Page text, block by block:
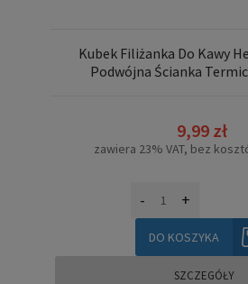
Kubek Filiżanka Do Kawy
Podwójna Ścianka
9,99 zł
zawiera 23% VAT, bez
- +
DO KOSZYKA
SZCZEGÓŁY